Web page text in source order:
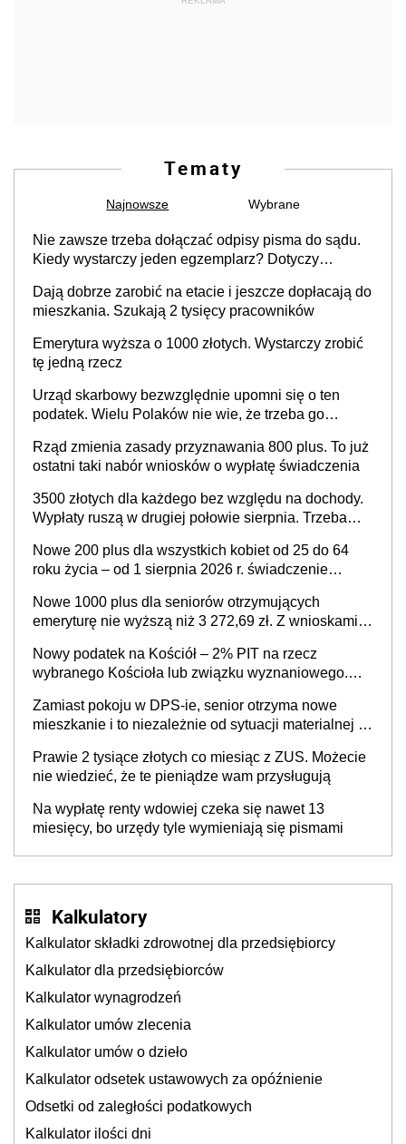
Tematy
Najnowsze Wybrane
Nie zawsze trzeba dołączać odpisy pisma do sądu.
Kiedy wystarczy jeden egzemplarz? Dotyczy
Dają dobrze zarobić na etacie i jeszcze dopłacają do
mieszkania. Szukają 2 tysięcy pracowników
Emerytura wyższa o 1000 złotych. Wystarczy zrobić
tę jedną rzecz
Urząd skarbowy bezwzględnie upomni się o ten
podatek. Wielu Polaków nie wie, że trzeba go
Rząd zmienia zasady przyznawania 800 plus. To już
ostatni taki nabór wniosków o wypłatę świadczenia
3500 złotych dla każdego bez względu na dochody.
Wypłaty ruszą w drugiej połowie sierpnia. Trzeba
Nowe 200 plus dla wszystkich kobiet od 25 do 64
roku życia – od 1 sierpnia 2026 r. świadczenie
Nowe 1000 plus dla seniorów otrzymujących
emeryturę nie wyższą niż 3 272,69 zł. Z wnioskami
nie otrzymają
Nowy podatek na Kościół – 2% PIT na rzecz
wybranego Kościoła lub związku wyznaniowego.
finansowania
Zamiast pokoju w DPS-ie, senior otrzyma nowe
mieszkanie i to niezależnie od sytuacji materialnej –
roku życia
Prawie 2 tysiące złotych co miesiąc z ZUS. Możecie
nie wiedzieć, że te pieniądze wam przysługują
Na wypłatę renty wdowiej czeka się nawet 13
miesięcy, bo urzędy tyle wymieniają się pismami
Kalkulatory
Kalkulator składki zdrowotnej dla przedsiębiorcy
Kalkulator dla przedsiębiorców
Kalkulator wynagrodzeń
Kalkulator umów zlecenia
Kalkulator umów o dzieło
Kalkulator odsetek ustawowych za opóźnienie
Odsetki od zaległości podatkowych
Kalkulator ilości dni